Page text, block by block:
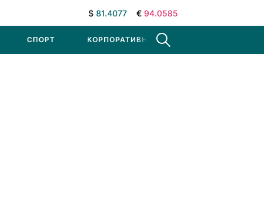
$ 81.4077 € 94.0585
СПОРТ КОРПОРАТИВНЫЕ НОВОСТИ